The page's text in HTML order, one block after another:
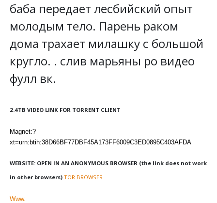
баба передает лесбийский опыт
молодым тело. Парень раком
дома трахает милашку с большой
кругло. . слив марьяны ро видео
фулл вк.
2.4TB VIDEO LINK FOR TORRENT CLIENT
Magnet:?
xt=urn:btih:38D66BF77DBF45A173FF6009C3ED0895C403AFDA
WEBSITE: OPEN IN AN ANONYMOUS BROWSER (the link does not work
in other browsers) TOR BROWSER
Www.